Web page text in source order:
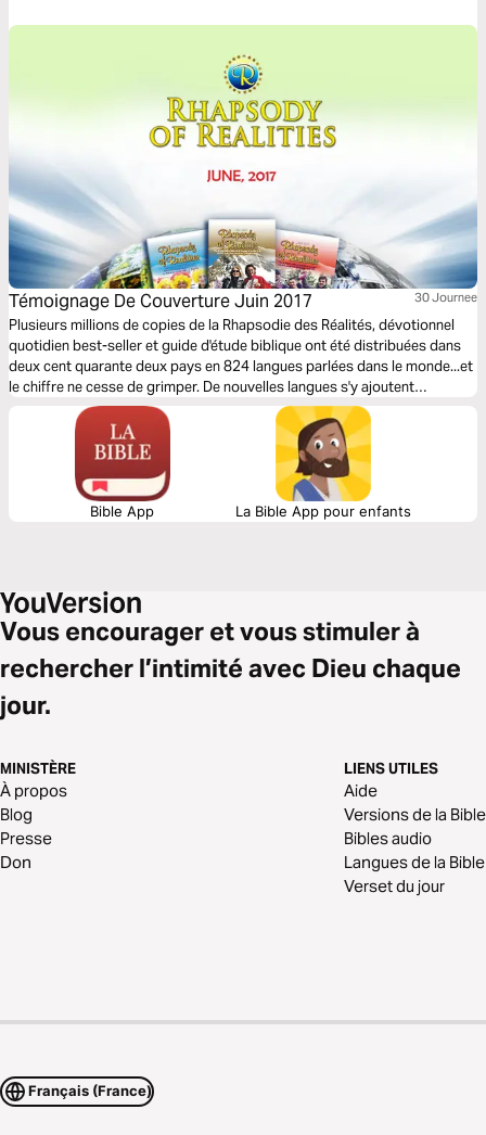
Témoignage De Couverture Juin 2017 30 Journee
Plusieurs millions de copies de la Rhapsodie des Réalités, dévotionnel
quotidien best-seller et guide d'étude biblique ont été distribuées dans
deux cent quarante deux pays en 824 langues parlées dans le monde...et
le chiffre ne cesse de grimper. De nouvelles langues s'y ajoutent
régulièrement, rendant le dévotionnel accessible à beaucoup plus de
personnes dans différentes parties du globe, apportant la richesse de la
Parole de Dieu dans leurs vies. Actuellement dans sa quatorzième année
d'édition, la Rhapsodie des Réalités reste un guide quotidien avec de
riches enseignements de la Parole de Dieu. Vous y trouvez aussi le
magazine LoveWorld Info, un magazine tout en couleurs, d'images en
prières et confessions fondées sur la Parole, des plans avérés de lecture
de la Bible en un an et en 2ans; tout cela édifiera et enrichira certainement
votre marche avec le Seigneur.
Bible App La Bible App pour enfants
Vous encourager et vous stimuler à
rechercher l’intimité avec Dieu chaque
jour.
MINISTÈRE
À propos
Blog
Presse
Don
LIENS UTILES
Aide
Versions de la Bible
Bibles audio
Langues de la Bible
Verset du jour
Français (France)